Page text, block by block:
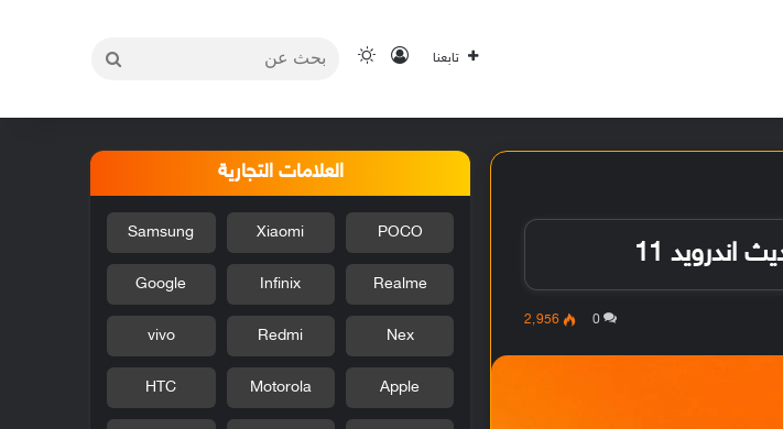
تابعنا تسجيل الدخول
الوضع المظلم
11
0 2٬956
العلامات التجارية
POCO
Xiaomi
Samsung
Realme
Infinix
Google
Nex
Redmi
vivo
Apple
Motorola
HTC